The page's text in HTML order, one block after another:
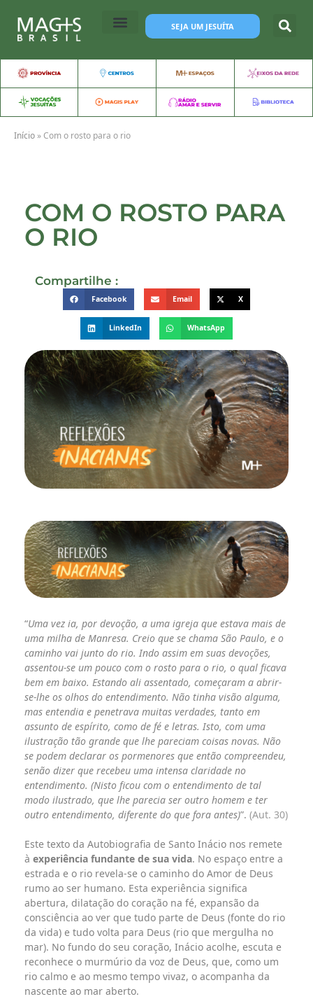
SEJA UM JESUÍTA
Início »Com o rosto para o rio
COM O ROSTO PARA
O RIO
Compartilhe :
Facebook Email X
LinkedIn WhatsApp
“Uma vez ia, por devoção, a uma igreja que estava mais de
uma milha de Manresa. Creio que se chama São Paulo, e o
caminho vai junto do rio. Indo assim em suas devoções,
assentou-se um pouco com o rosto para o rio, o qual ficava
bem em baixo. Estando ali assentado, começaram a abrir-
se-lhe os olhos do entendimento. Não tinha visão alguma,
mas entendia e penetrava muitas verdades, tanto em
assunto de espírito, como de fé e letras. Isto, com uma
ilustração tão grande que lhe pareciam coisas novas. Não
se podem declarar os pormenores que então compreendeu,
senão dizer que recebeu uma intensa claridade no
entendimento. (Nisto ficou com o entendimento de tal
modo ilustrado, que lhe parecia ser outro homem e ter
outro entendimento, diferente do que fora antes)”. (Aut. 30)
Este texto da Autobiografia de Santo Inácio nos remete
à experiência fundante de sua vida. No espaço entre a
estrada e o rio revela-se o caminho do Amor de Deus
rumo ao ser humano. Esta experiência significa
abertura, dilatação do coração na fé, expansão da
consciência ao ver que tudo parte de Deus (fonte do rio
da vida) e tudo volta para Deus (rio que mergulha no
mar). No fundo do seu coração, Inácio acolhe, escuta e
reconhece o murmúrio da voz de Deus, que, como um
rio calmo e ao mesmo tempo vivaz, o acompanha da
nascente ao mar aberto.